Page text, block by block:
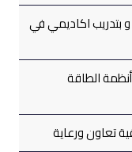
بتدريب اكاديمي في
الطاقة
تعاون ورعاية